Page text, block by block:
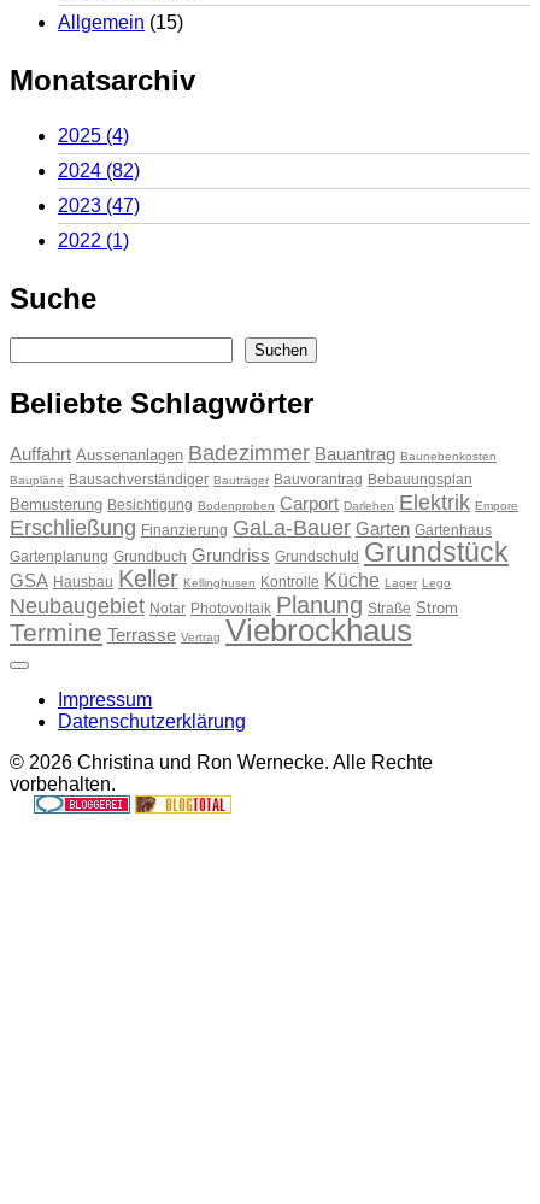
Allgemein (15)
Monatsarchiv
2025 (4)
2024 (82)
2023 (47)
2022 (1)
Suche
Suchen
Beliebte Schlagwörter
Auffahrt Aussenanlagen Badezimmer Bauantrag Baunebenkosten
Baupläne Bausachverständiger Bauträger Bauvorantrag Bebauungsplan
Bemusterung Besichtigung Bodenproben Carport Darlehen Elektrik Empore
Erschließung Finanzierung GaLa-Bauer Garten Gartenhaus
Gartenplanung Grundbuch Grundriss Grundschuld Grundstück
GSA Hausbau Keller Kellinghusen Kontrolle Küche Lager Lego
Neubaugebiet Notar Photovoltaik Planung Straße Strom
Termine Terrasse Vertrag Viebrockhaus
Impressum
Datenschutzerklärung
© 2026 Christina und Ron Wernecke. Alle Rechte
vorbehalten.